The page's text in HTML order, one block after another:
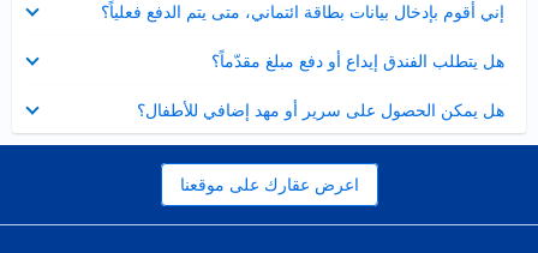
إني أقوم بإدخال بيانات بطاقة ائتماني، متى يتم الدفع فعلياً؟
مصغر
هل يتطلب الفندق إيداع أو دفع مبلغ مقدّماً؟
مصغر
هل يمكن الحصول على سرير أو مهد إضافي للأطفال؟
مصغر
اعرض عقارك على موقعنا